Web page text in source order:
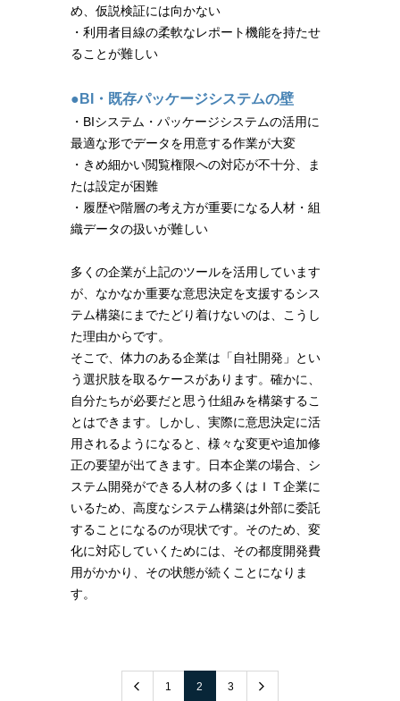
め、仮説検証には向かない
・利用者目線の柔軟なレポート機能を持たせ
ることが難しい
●BI・既存パッケージシステムの壁
・BIシステム・パッケージシステムの活用に
最適な形でデータを用意する作業が大変
・きめ細かい閲覧権限への対応が不十分、ま
たは設定が困難
・履歴や階層の考え方が重要になる人材・組
織データの扱いが難しい
多くの企業が上記のツールを活用しています
が、なかなか重要な意思決定を支援するシス
テム構築にまでたどり着けないのは、こうし
た理由からです。
そこで、体力のある企業は「自社開発」とい
う選択肢を取るケースがあります。確かに、
自分たちが必要だと思う仕組みを構築するこ
とはできます。しかし、実際に意思決定に活
用されるようになると、様々な変更や追加修
正の要望が出てきます。日本企業の場合、シ
ステム開発ができる人材の多くはＩＴ企業に
いるため、高度なシステム構築は外部に委託
することになるのが現状です。そのため、変
化に対応していくためには、その都度開発費
用がかかり、その状態が続くことになりま
す。
1 2 3